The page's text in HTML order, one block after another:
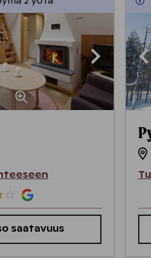
saatavuus